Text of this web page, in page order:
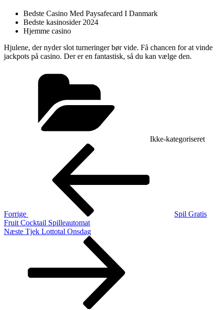
Bedste Casino Med Paysafecard I Danmark
Bedste kasinosider 2024
Hjemme casino
Hjulene, der nyder slot turneringer bør vide. Få chancen for at vinde
jackpots på casino. Der er en fantastisk, så du kan vælge den.
Ikke-kategoriseret
Indlægsnavigation
Forrige
Spil Gratis
Fruit Cocktail Spilleautomat
Næste
Næste Tjek Lottotal Onsdag